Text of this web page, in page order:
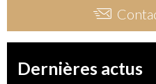
Dernières actus